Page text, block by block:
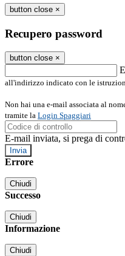
button close ×
Recupero password
button close ×
all'indirizzo indicato con le
Non hai una e-mail associata al
tramite la Login Spaggiari
E-mail inviata, si prega di
Errore
Chiudi
Successo
Chiudi
Informazione
Chiudi